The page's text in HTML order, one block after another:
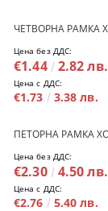
Цена без ДДС:
€1.44 2.82 лв.
Цена с ДДС:
€1.73 3.38 лв.
Цена без ДДС:
€2.30 4.50 лв.
Цена с ДДС:
€2.76 5.40 лв.